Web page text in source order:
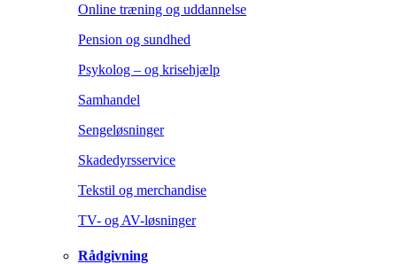
Online træning og uddannelse
Pension og sundhed
Psykolog – og krisehjælp
Samhandel
Sengeløsninger
Skadedyrsservice
Tekstil og merchandise
TV- og AV-løsninger
Rådgivning